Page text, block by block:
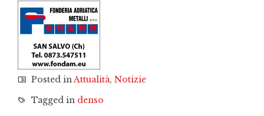
Posted inAttualità, Notizie
Tagged in denso